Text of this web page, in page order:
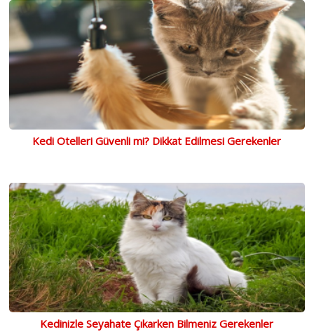
Kedi Otelleri Güvenli mi? Dikkat Edilmesi Gerekenler
Kedinizle Seyahate Çıkarken Bilmeniz Gerekenler